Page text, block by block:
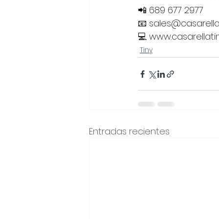
📲 689 677 2977
📧
💻
Tiny
Entradas recientes